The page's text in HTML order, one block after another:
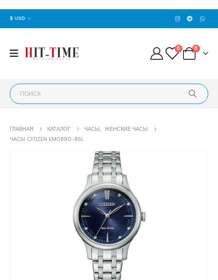
$ USD
0 0
ГЛАВНАЯ КАТАЛОГ ЧАСЫ, ЖЕНСКИЕ ЧАСЫ
ЧАСЫ CITIZEN EM0890-85L